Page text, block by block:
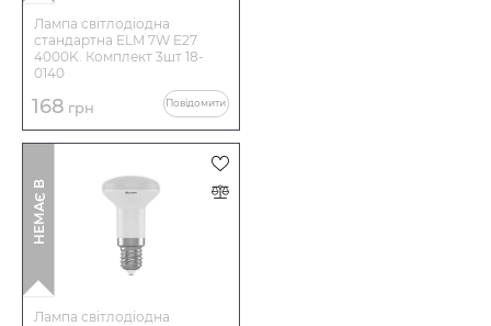
Лампа світлодіодна
стандартна ELM 7W E27
4000K. Комплект 3шт 18-
0140
168 грн Повідомити
Лампа світлодіодна
Н
Е
М
А
Є
В
Н
А
Я
В
Н
О
С
Т